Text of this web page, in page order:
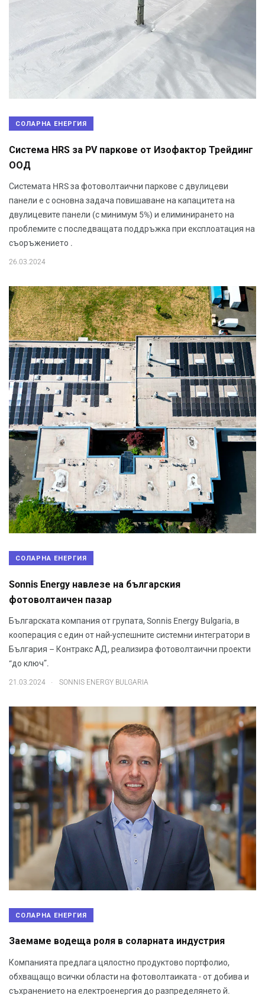
СОЛАРНА ЕНЕРГИЯ
Система HRS за PV паркове от Изофактор Трейдинг
ООД
Системата HRS за фотоволтаични паркове с двулицеви
панели е с основна задача повишаване на капацитета на
двулицевите панели (с минимум 5%) и елиминирането на
проблемите с последващата поддръжка при експлоатация на
съоръжението .
26.03.2024
СОЛАРНА ЕНЕРГИЯ
Sonnis Energy навлезе на българския
фотоволтаичен пазар
Българската компания от групата, Sonnis Energy Bulgaria, в
кооперация с един от най-успешните системни интегратори в
България – Контракс АД, реализира фотоволтаични проекти
“до ключ”.
21.03.2024 . SONNIS ENERGY BULGARIA
СОЛАРНА ЕНЕРГИЯ
Заемаме водеща роля в соларната индустрия
Компанията предлага цялостно продуктово портфолио,
обхващащо всички области на фотоволтаиката - от добива и
съхранението на електроенергия до разпределянето й.